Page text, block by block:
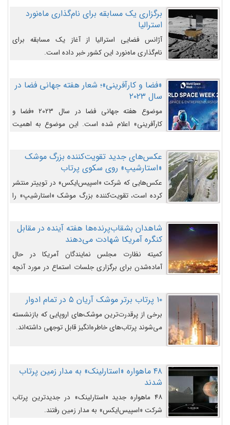
را وارد مسیر از پیش تعیین‌شده کند و سپس با یک
مکانیزم جدید با موفقیت از آن جدا شود. ‌
برگزاری یک مسابقه برای نام‌گذاری ماه‌نورد
استرالیا
آژانس فضایی استرالیا از آغاز یک مسابقه برای
نام‌گذاری ماه‌نورد این کشور خبر داده است.
«فضا و کارآفرینی»؛ شعار هفته جهانی فضا در
سال ۲۰۲۳
موضوع هفته جهانی فضا در سال ۲۰۲۳ «فضا و
کارآفرینی» اعلام شده است. این موضوع به اهمیت
روزافزون کارآفرینی در حوزه فضایی و مزایای جدیدی که
کارآفرینان این حوزه ایجاد می‌کنند، می‌پردازد.
عکس‌های جدید تقویت‌کننده بزرگ موشک
«استارشیپ» روی سکوی پرتاب
عکس‌هایی که شرکت «اسپیس‌ایکس» در توییتر منتشر
کرده است، تقویت‌کننده بزرگ موشک «استارشیپ» را
شاهدان بشقاب‌پرنده‌ها هفته آینده در مقابل
کنگره آمریکا شهادت می‌دهند
کمیته نظارت مجلس نمایندگان آمریکا در حال
آماده‌شدن برای برگزاری جلسات استماع در مورد آنچه
می‌دانند، است و قرار است افشاگران یوفوها هفته آینده
در مقابل آنها شهادت دهند.۱۰ پرتاب برتر موشک آریان ۵ در تمام ادوار
برخی از پرقدرت‌ترین موشک‌های اروپایی که بازنشسته
می‌شوند پرتاب‌های خاطره‌انگیز قابل توجهی داشته‌اند.
۴۸ ماهواره «استارلینک» به مدار زمین پرتاب
شدند
۴۸ ماهواره جدید «استارلینک» در جدیدترین پرتاب
شرکت «اسپیس‌ایکس» به مدار زمین رفتند.